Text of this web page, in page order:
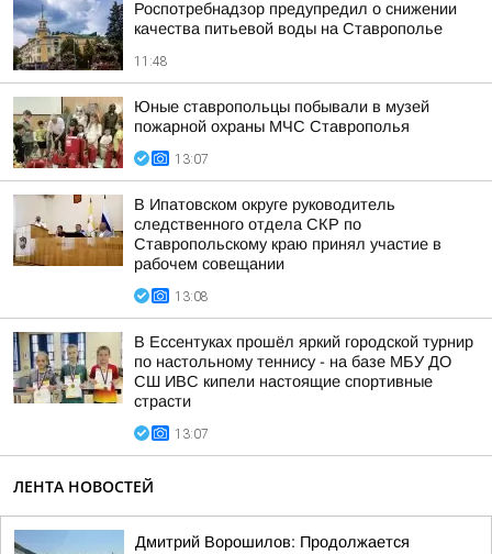
Роспотребнадзор предупредил о снижении
качества питьевой воды на Ставрополье
11:48
Юные ставропольцы побывали в музей
пожарной охраны МЧС Ставрополья
13:07
В Ипатовском округе руководитель
следственного отдела СКР по
Ставропольскому краю принял участие в
рабочем совещании
13:08
В Ессентуках прошёл яркий городской турнир
по настольному теннису - на базе МБУ ДО
СШ ИВС кипели настоящие спортивные
страсти
13:07
ЛЕНТА НОВОСТЕЙ
Дмитрий Ворошилов: Продолжается